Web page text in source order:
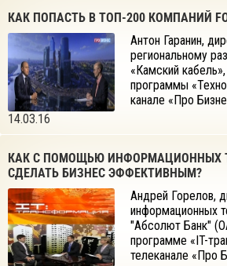
КАК ПОПАСТЬ В ТОП-200 КОМПАНИЙ
14.03.16
Антон Гаранин,
региональному
«Камский
программы
канале «Про
КАК С ПОМОЩЬЮ ИНФОРМАЦИОННЫХ
СДЕЛАТЬ БИЗНЕС ЭФФЕКТИВНЫМ?
Андрей Горелов,
информационных
"Абсолют Банк"
программе «IT-
телеканале «Про